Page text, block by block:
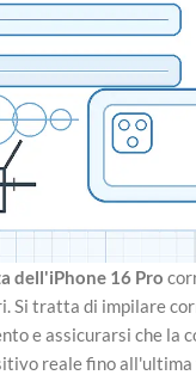
dell'iPhone 16 Pro
Si tratta di impilare
e assicurarsi che la
reale fino